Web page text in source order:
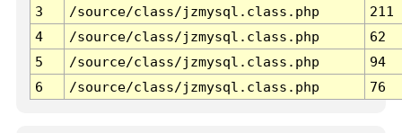
3 /source/class/jzmysql.class.php
211
4
/source/class/jzmysql.class.php
62
5
/source/class/jzmysql.class.php
94
6
/source/class/jzmysql.class.php 76